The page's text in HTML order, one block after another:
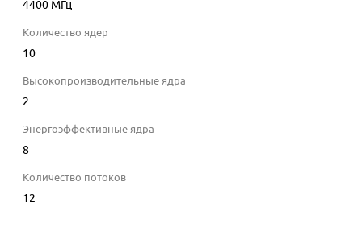
4400 МГц
Количество ядер
10
Высокопроизводительные ядра
2
Энергоэффективные ядра
8
Количество потоков
12